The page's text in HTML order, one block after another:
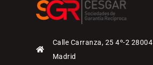
Calle Carranza, 25 4º-2 28004
Madrid